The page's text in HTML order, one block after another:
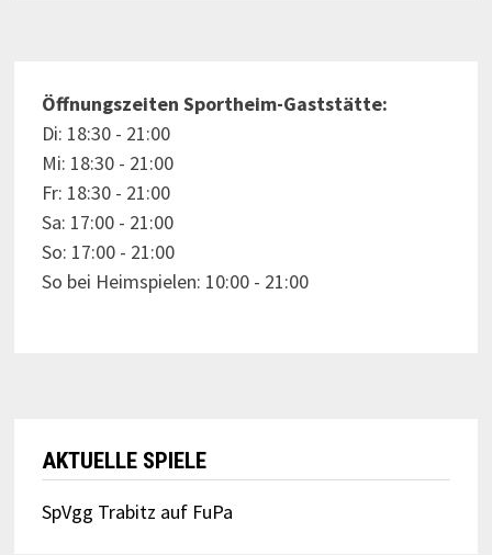
Öffnungszeiten Sportheim-Gaststätte:
Di: 18:30 - 21:00
Mi: 18:30 - 21:00
Fr: 18:30 - 21:00
Sa: 17:00 - 21:00
So: 17:00 - 21:00
So bei Heimspielen: 10:00 - 21:00
AKTUELLE SPIELE
SpVgg Trabitz auf FuPa